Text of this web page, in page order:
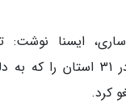
ایسنا
ممنوعیت تردد در 31 استان
کرد.